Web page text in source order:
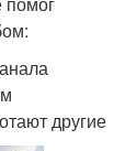
другие